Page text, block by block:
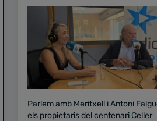
Parlem amb Meritxell i Antoni
els propietaris del centenari Celler